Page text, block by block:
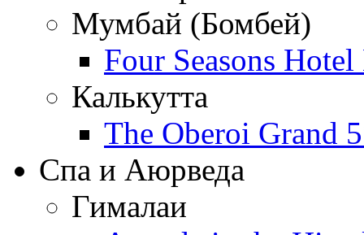
Мумбай (Бомбей)
Four Seasons
Калькутта
The Oberoi Grand
Спа и Аюрведа
Гималаи